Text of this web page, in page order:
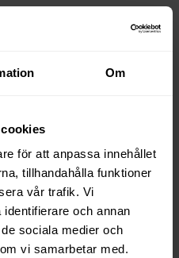
Om
för att anpassa innehållet
tillhandahålla funktioner
vår trafik. Vi
och annan
sociala medier och
vi samarbetar med.